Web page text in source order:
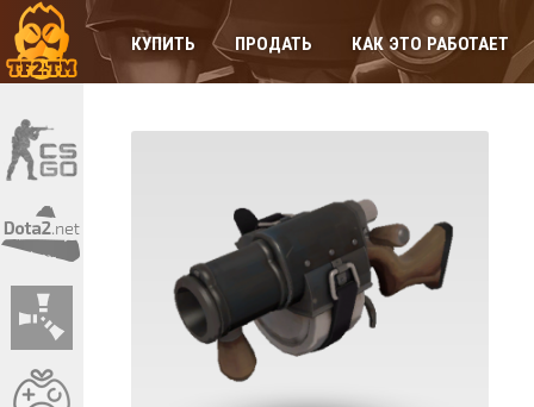
КУПИТЬ ПРОДАТЬ КАК ЭТО РАБОТАЕТ